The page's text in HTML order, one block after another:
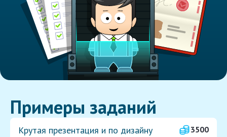
Примеры заданий
Крутая презентация и по дизайну
3500